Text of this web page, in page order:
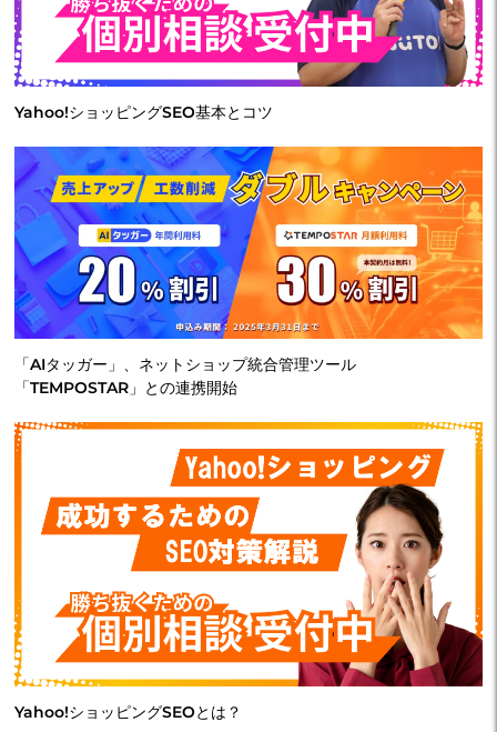
Yahoo!ショッピングSEO基本とコツ
「AIタッガー」、ネットショップ統合管理ツール
「TEMPOSTAR」との連携開始
Yahoo!ショッピングSEOとは？